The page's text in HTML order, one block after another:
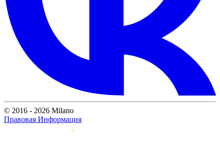
© 2016 - 2026 Milano
Правовая Информация